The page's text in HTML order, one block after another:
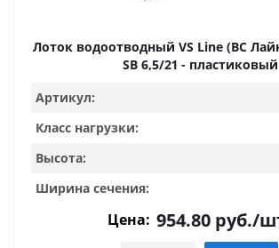
Лоток водоотводный VS Line (ВС
SB 6,5/21 - пластиковый
Артикул:
Класс нагрузки:
Высота:
Ширина сечения:
Цена: 954.80 руб./